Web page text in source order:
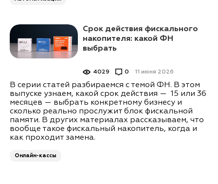
Срок действия фискального
накопителя: какой ФН
выбрать
11 июня 2026
4029 0
В серии статей разбираемся с темой ФН. В этом
выпуске узнаем, какой срок действия — 15 или 36
месяцев — выбрать конкретному бизнесу и
сколько реально прослужит блок фискальной
памяти. В других материалах рассказываем, что
вообще такое фискальный накопитель, когда и
как проходит замена.
Онлайн-кассы